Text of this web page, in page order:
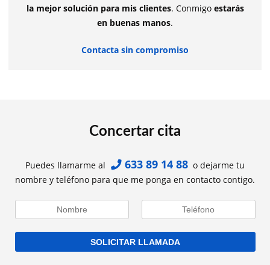
la mejor solución para mis clientes. Conmigo estarás
en buenas manos.
Contacta sin compromiso
Concertar cita
Puedes llamarme al 633 89 14 88 o dejarme tu
nombre y teléfono para que me ponga en contacto contigo.